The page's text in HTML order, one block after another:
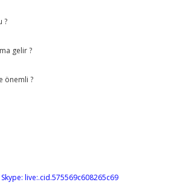
?
gelir ?
önemli ?
Skype: live:.cid.575569c608265c69